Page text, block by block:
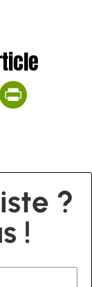
Email
?
!